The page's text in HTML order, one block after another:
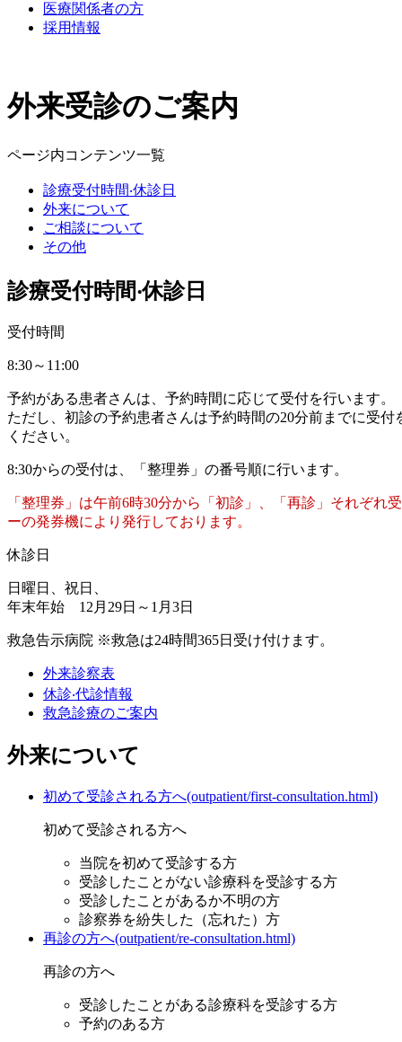
医療関係者の方
採用情報
外来受診のご案内
ページ内コンテンツ⼀覧
診療受付時間‧休診⽇
外来について
ご相談について
その他
診療受付時間‧休診日
受付時間
8:30～11:00
予約がある患者さんは、予約時間に応じて受付を行います。
ただし、初診の予約患者さんは予約時間の20分前までに受付
ください。
8:30からの受付は、「整理券」の番号順に行います。
「整理券」は午前6時30分から「初診」、「再診」それぞれ
ーの発券機により発行しております。
休診日
日曜日、祝日、
年末年始 12月29日～1月3日
救急告示病院 ※救急は24時間365日受け付けます。
外来診察表
休診‧代診情報
救急診療のご案内
外来について
初めて受診される方へ(outpatient/first-consultation.html)
初めて受診される方へ
当院を初めて受診する⽅
受診したことがない診療科を受診する⽅
受診したことがあるか不明の⽅
診察券を紛失した（忘れた）⽅
再診の方へ(outpatient/re-consultation.html)
再診の方へ
受診したことがある診療科を受診する⽅
予約のある⽅